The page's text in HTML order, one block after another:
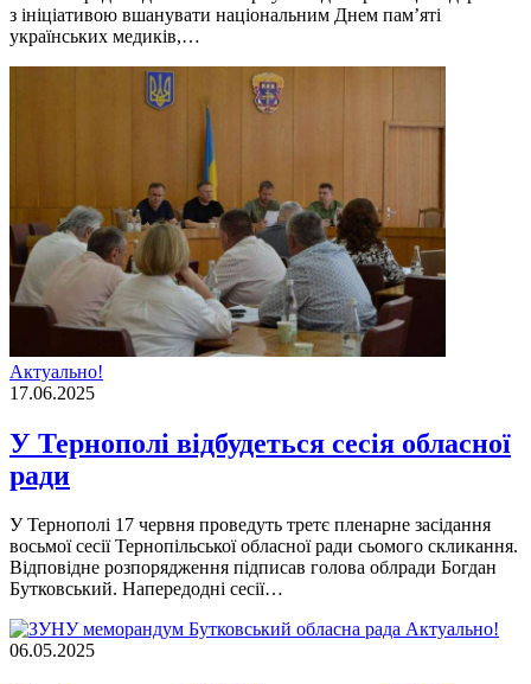
з ініціативою вшанувати національним Днем памʼяті
українських медиків,…
Актуально!
17.06.2025
У Тернополі відбудеться сесія обласної
ради
У Тернополі 17 червня проведуть третє пленарне засідання
восьмої сесії Тернопільської обласної ради сьомого скликання.
Відповідне розпорядження підписав голова облради Богдан
Бутковський. Напередодні сесії…
Актуально!
06.05.2025